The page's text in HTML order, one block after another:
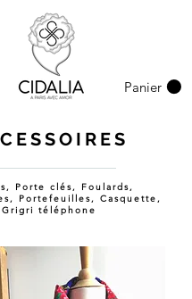
Panier
Porte clés, Foulards,
Portefeuilles, Casquette,
Grigri téléphone